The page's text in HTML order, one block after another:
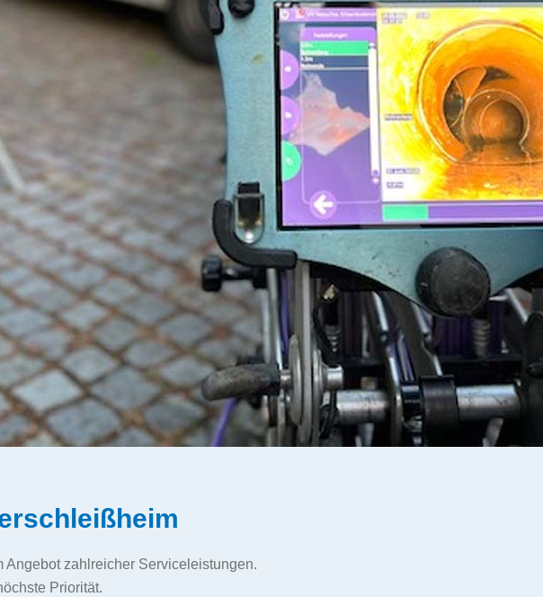
DIN 1986-
ein zertifiziertes Fachunternehmen für die Kanal-TV-
gem. DIN 1986-30.
Angebotsservice
zahlreicher Serviceleistungen.
Priorität.